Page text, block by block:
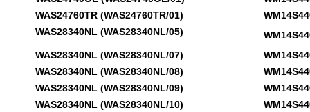
WAS24760TR (WAS24760TR/01)
WAS28340NL (WAS28340NL/05)
WAS28340NL (WAS28340NL/07)
WAS28340NL (WAS28340NL/08)
WAS28340NL (WAS28340NL/09)
WAS28340NL (WAS28340NL/10)